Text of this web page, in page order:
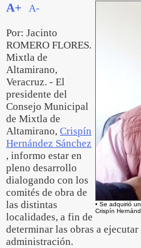
• Se adquirió
Crispín
A+ A-
Por: Jacinto
ROMERO FLORES.
Mixtla de
Altamirano,
Veracruz. - El
presidente del
Consejo Municipal
de Mixtla de
Altamirano, Crispín
Hernández Sánchez
, informo estar en
pleno desarrollo
dialogando con los
comités de obra de
las distintas
localidades, a fin de
determinar las obras a
administración.